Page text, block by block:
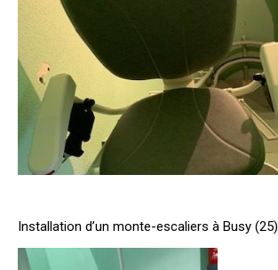
Installation d’un monte-escaliers à Busy (25)